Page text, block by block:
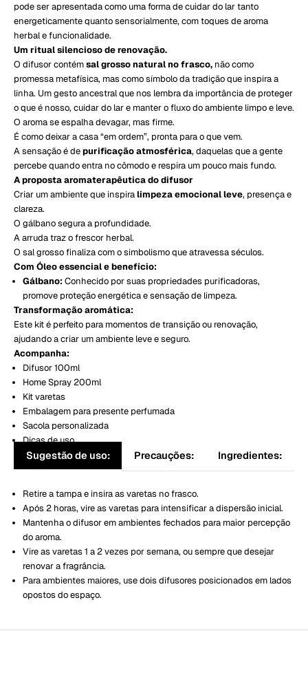
pode ser apresentada como uma forma de cuidar do lar tanto
energeticamente quanto sensorialmente, com toques de aroma
herbal e funcionalidade.
Um ritual silencioso de renovação.
O difusor contémsal grosso natural no frasco, não como
promessa metafísica, mas como símbolo da tradição que inspira a
linha. Um gesto ancestral que nos lembra da importância de proteger
o que é nosso, cuidar do lar e manter o fluxo do ambiente limpo e leve.
O aroma se espalha devagar, mas firme.
É como deixar a casa “em ordem”, pronta para o que vem.
A sensação é depurificação atmosférica, daquelas que a gente
percebe quando entra no cômodo e respira um pouco mais fundo.
A proposta aromaterapêutica do difusor
Criar um ambiente que inspiralimpeza emocional leve, presença e
clareza.
O gálbano segura a profundidade.
A arruda traz o frescor herbal.
O sal grosso finaliza com o simbolismo que atravessa séculos.
Com Óleo essencial e benefício:
Gálbano: Conhecido por suas propriedades purificadoras,
promove proteção energética e sensação de limpeza.
Transformação aromática:
Este kit é perfeito para momentos de transição ou renovação,
ajudando a criar um ambiente leve e seguro.
Acompanha:
Difusor 100ml
Home Spray 200ml
Kit varetas
Embalagem para presente perfumada
Sacola personalizada
Dicas de uso
Sugestão de uso:
Retire a tampa e insira as varetas no frasco.
Após 2 horas, vire as varetas para intensificar a dispersão inicial.
Mantenha o difusor em ambientes fechados para maior percepção
do aroma.
Vire as varetas 1 a 2 vezes por semana, ou sempre que desejar
renovar a fragrância.
Para ambientes maiores, use dois difusores posicionados em lados
opostos do espaço.
Precauções: Ingredientes: